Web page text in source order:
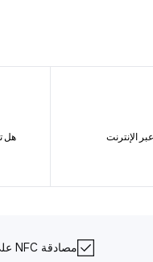
هل
مصادقة NFC على كل منتج